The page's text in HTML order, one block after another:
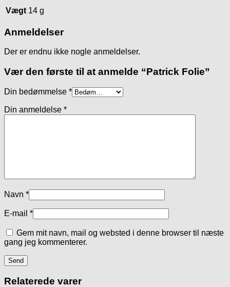
Vægt 14 g
Anmeldelser
Der er endnu ikke nogle anmeldelser.
Vær den første til at anmelde “Patrick Folie”
Din bedømmelse *
Din anmeldelse *
Navn *
E-mail *
Gem mit navn, mail og websted i denne browser til næste
gang jeg kommenterer.
Relaterede varer